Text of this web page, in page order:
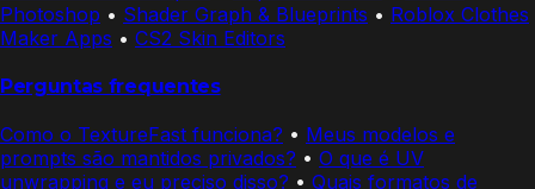
Photoshop • Shader Graph & Blueprints • Roblox Clothes
Maker Apps • CS2 Skin Editors
Perguntas frequentes
Como o TextureFast funciona? • Meus modelos e
prompts são mantidos privados? • O que é UV
unwrapping e eu preciso disso? • Quais formatos de